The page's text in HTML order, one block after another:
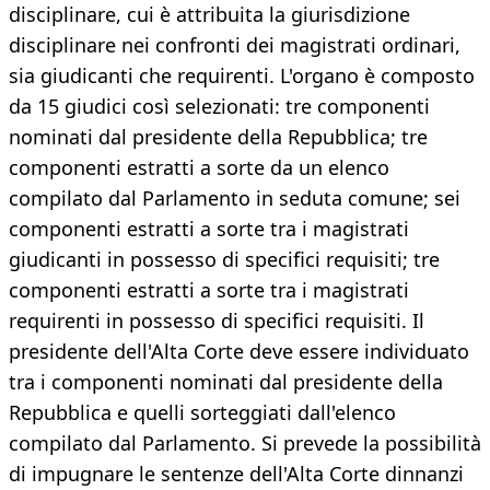
disciplinare, cui è attribuita la giurisdizione
disciplinare nei confronti dei magistrati ordinari,
sia giudicanti che requirenti. L'organo è composto
da 15 giudici così selezionati: tre componenti
nominati dal presidente della Repubblica; tre
componenti estratti a sorte da un elenco
compilato dal Parlamento in seduta comune; sei
componenti estratti a sorte tra i magistrati
giudicanti in possesso di specifici requisiti; tre
componenti estratti a sorte tra i magistrati
requirenti in possesso di specifici requisiti. Il
presidente dell'Alta Corte deve essere individuato
tra i componenti nominati dal presidente della
Repubblica e quelli sorteggiati dall'elenco
compilato dal Parlamento. Si prevede la possibilità
di impugnare le sentenze dell'Alta Corte dinnanzi